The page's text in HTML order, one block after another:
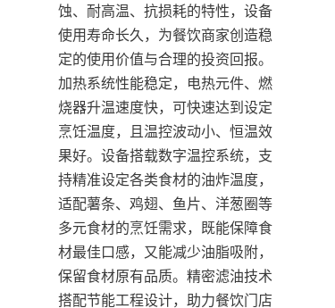
蚀、耐高温、抗损耗的特性，设备
使用寿命长久，为餐饮商家创造稳
定的使用价值与合理的投资回报。
加热系统性能稳定，电热元件、燃
烧器升温速度快，可快速达到设定
烹饪温度，且温控波动小、恒温效
果好。设备搭载数字温控系统，支
持精准设定各类食材的油炸温度，
适配薯条、鸡翅、鱼片、洋葱圈等
多元食材的烹饪需求，既能保障食
材最佳口感，又能减少油脂吸附，
保留食材原有品质。精密滤油技术
搭配节能工程设计，助力餐饮门店